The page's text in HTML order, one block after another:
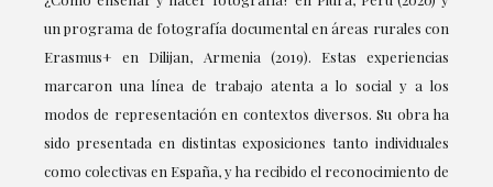
un programa de fotografía documental en áreas rurales con
Erasmus+ en Dilijan, Armenia (2019). Estas experiencias
marcaron una línea de trabajo atenta a lo social y a los
modos de representación en contextos diversos. Su obra ha
sido presentada en distintas exposiciones tanto individuales
como colectivas en España, y ha recibido el reconocimiento de